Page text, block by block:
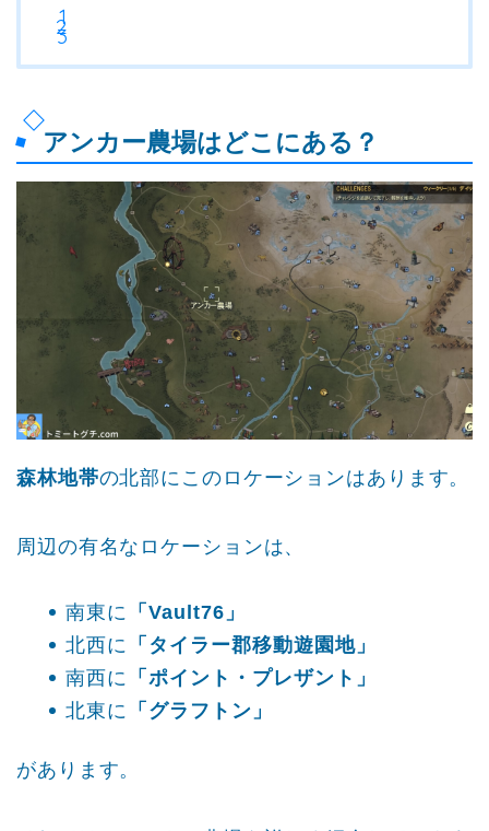
アンカー農場はどこにある？
森林地帯の北部にこのロケーションはあります。
周辺の有名なロケーションは、
南東に
「Vault76」
北西に 「タイラー郡移動遊園地」
南西に 「ポイント・プレザント」
北東に 「グラフトン」
があります。